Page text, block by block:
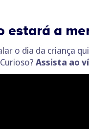
estará a
o dia da criança
Assista ao